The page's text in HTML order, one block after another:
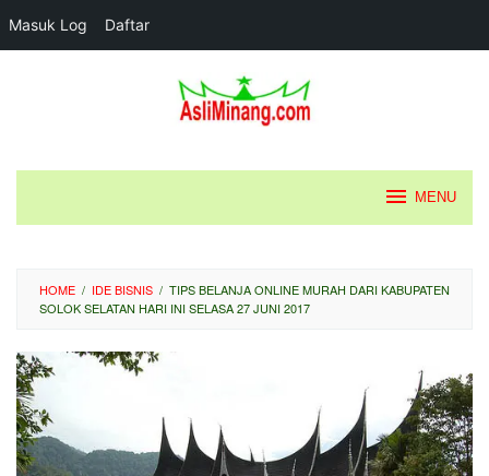
Masuk Log Daftar
MENU
HOME / IDE BISNIS / TIPS BELANJA ONLINE MURAH DARI KABUPATEN
SOLOK SELATAN HARI INI SELASA 27 JUNI 2017